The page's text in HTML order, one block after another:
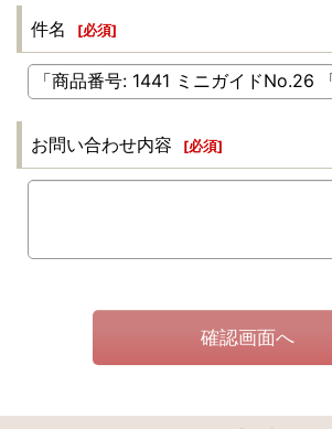
件名 [必須]
お問い合わせ内容 [必須]
確認画面へ